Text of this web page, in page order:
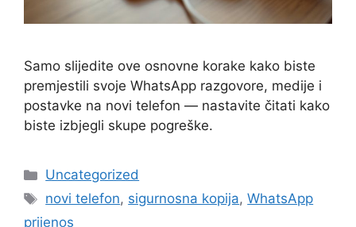
Samo slijedite ove osnovne korake kako biste
premjestili svoje WhatsApp razgovore, medije i
postavke na novi telefon — nastavite čitati kako
biste izbjegli skupe pogreške.
Kategorije
Uncategorized
Oznake
novi telefon, sigurnosna kopija,WhatsApp
prijenos